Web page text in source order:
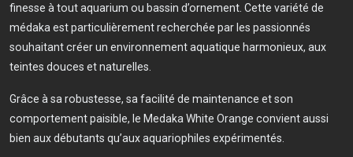
finesse à tout aquarium ou bassin d’ornement. Cette variété de
médaka est particulièrement recherchée par les passionnés
souhaitant créer un environnement aquatique harmonieux, aux
teintes douces et naturelles.
Grâce à sa robustesse, sa facilité de maintenance et son
comportement paisible, le Medaka White Orange convient aussi
bien aux débutants qu’aux aquariophiles expérimentés.